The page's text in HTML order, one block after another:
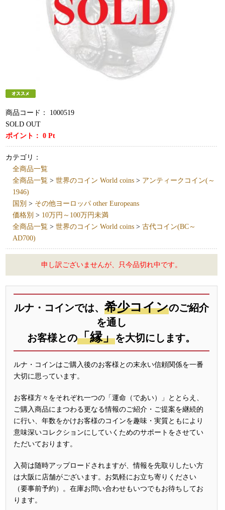
商品コード：
1000519
SOLD OUT
ポイント：0 Pt
カテゴリ：
全商品一覧
全商品一覧 >世界のコイン World coins > アンティークコイン(～
1946)
国別 > その他ヨーロッパ other Europeans
価格別 > 10万円～100万円未満
全商品一覧 >世界のコイン World coins >古代コイン(BC～
AD700)
申し訳ございませんが、只今品切れ中です。
ルナ・コインでは、 希少コインのご紹介
を通し
お客様との「縁」を大切にします。
ルナ・コインはご購入後のお客様との末永い信頼関係を一番
大切に思っています。
お客様方々をそれぞれ一つの「運命（であい）」ととらえ、
ご購入商品にまつわる更なる情報のご紹介・ご提案を継続的
に行い、年数をかけお客様のコインを趣味・実質ともにより
意味深いコレクションにしていくためのサポートをさせてい
ただいております。
入荷は随時アップロードされますが、情報を先取りしたい方
は大阪に店舗がございます。お気軽にお立ち寄りください
（要事前予約）。在庫お問い合わせもいつでもお待ちしてお
ります。